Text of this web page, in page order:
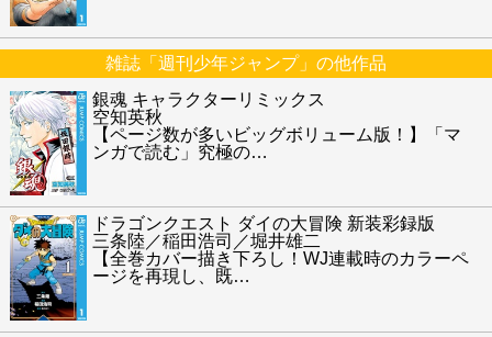
雑誌「週刊少年ジャンプ」の他作品
銀魂 キャラクターリミックス
空知英秋
【ページ数が多いビッグボリューム版！】「マ
ンガで読む」究極の…
ドラゴンクエスト ダイの大冒険 新装彩録版
三条陸／稲田浩司／堀井雄二
【全巻カバー描き下ろし！WJ連載時のカラーペ
ージを再現し、既…